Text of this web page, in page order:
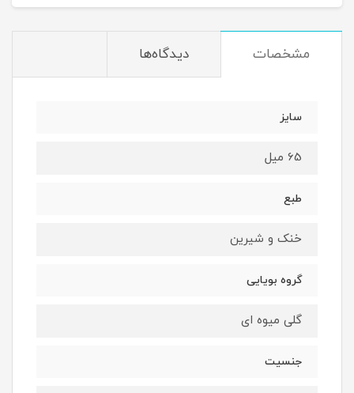
مشخصات دیدگاه‌ها
سایز
65 میل
طبع
خنک و شیرین
گروه بویایی
گلی میوه ای
جنسیت